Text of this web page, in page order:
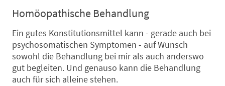
Homöopathische Behandlung
Ein gutes Konstitutionsmittel kann - gerade auch bei
psychosomatischen Symptomen - auf Wunsch
sowohl die Behandlung bei mir als auch anderswo
gut begleiten. Und genauso kann die Behandlung
auch für sich alleine stehen.